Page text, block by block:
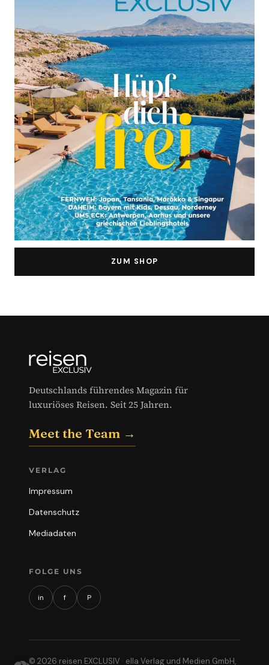
ZUM SHOP
Deutschlands führendes Magazin für
luxuriöses Reisen. Seit 25 Jahren.
Meet the Team →
VERLAG
Impressum
Datenschutz
Mediadaten
FOLGE UNS
in f P
© 2026 reisen EXCLUSIV · ella Verlag und Medien GmbH,